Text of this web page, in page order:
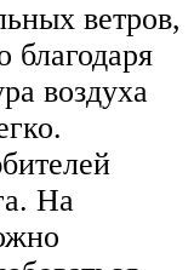
ветров,
благодаря
воздуха
На